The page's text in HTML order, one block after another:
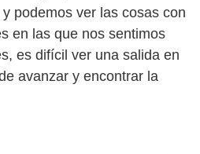
podemos ver las cosas con
en las que nos sentimos
es difícil ver una salida en
avanzar y encontrar la